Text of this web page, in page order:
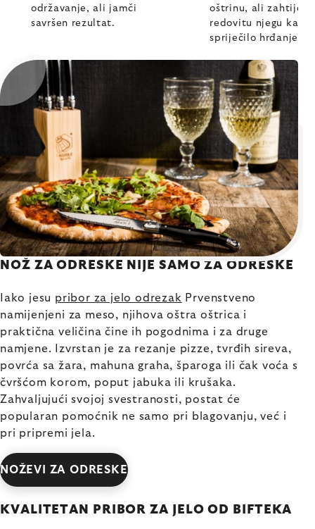
održavanje, ali jamči
savršen rezultat.
oštrinu, ali zahtijeva
redovitu njegu kako
spriječilo hrđanje.
NOŽ ZA ODRESKE NIJE SAMO ZA ODRESKE
Iako jesu pribor za jelo odrezak Prvenstveno
namijenjeni za meso, njihova oštra oštrica i
praktična veličina čine ih pogodnima i za druge
namjene. Izvrstan je za rezanje pizze, tvrđih sireva,
povrća sa žara, mahuna graha, šparoga ili čak voća s
čvršćom korom, poput jabuka ili krušaka.
Zahvaljujući svojoj svestranosti, postat će
popularan pomoćnik ne samo pri blagovanju, već i
pri pripremi jela.
NOŽEVI ZA ODRESKE
KVALITETAN PRIBOR ZA JELO OD BIFTEKA